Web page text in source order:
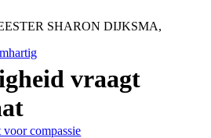
voor compassie
SHARON DIJKSMA,
vraagt